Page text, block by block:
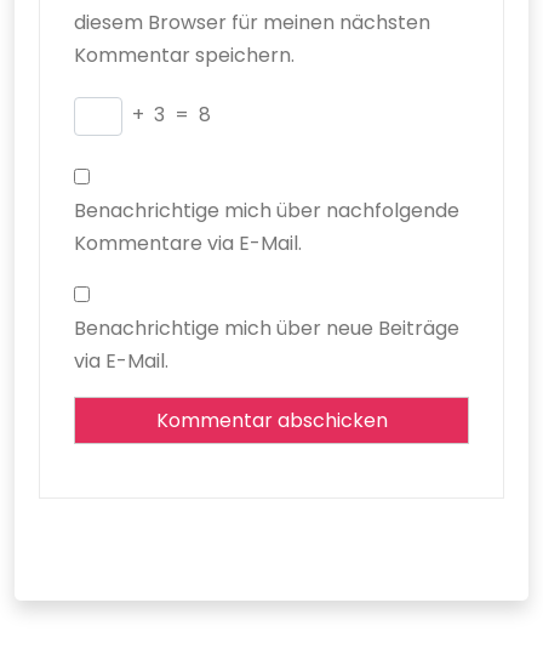
diesem Browser für meinen nächsten
Kommentar speichern.
+ 3 = 8
Benachrichtige mich über nachfolgende
Kommentare via E-Mail.
Benachrichtige mich über neue Beiträge
via E-Mail.